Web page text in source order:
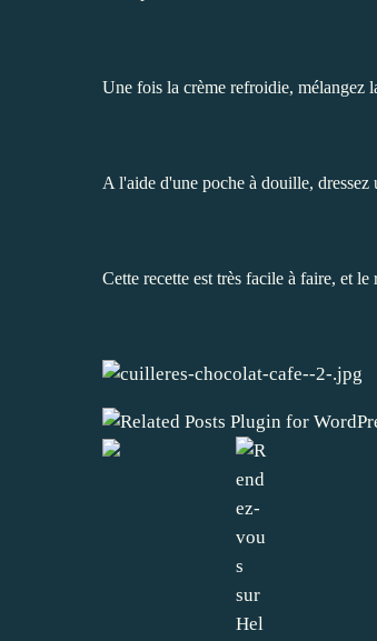
Une fois la crème refroidie, mélangez
A l'aide d'une poche à douille, dressez
Cette recette est très facile à faire, et